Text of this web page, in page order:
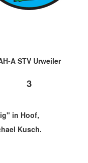
A STV Urweiler
3
in Hoof,
Kusch.